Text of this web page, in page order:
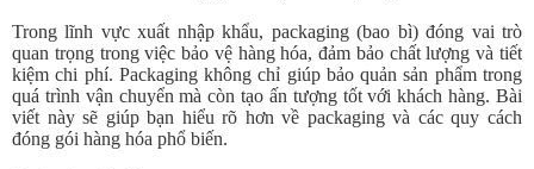
Trong lĩnh vực xuất nhập khẩu, packaging (bao bì) đóng vai trò
quan trọng trong việc bảo vệ hàng hóa, đảm bảo chất lượng và tiết
kiệm chi phí. Packaging không chỉ giúp bảo quản sản phẩm trong
quá trình vận chuyển mà còn tạo ấn tượng tốt với khách hàng. Bài
viết này sẽ giúp bạn hiểu rõ hơn về packaging và các quy cách
đóng gói hàng hóa phổ biến.